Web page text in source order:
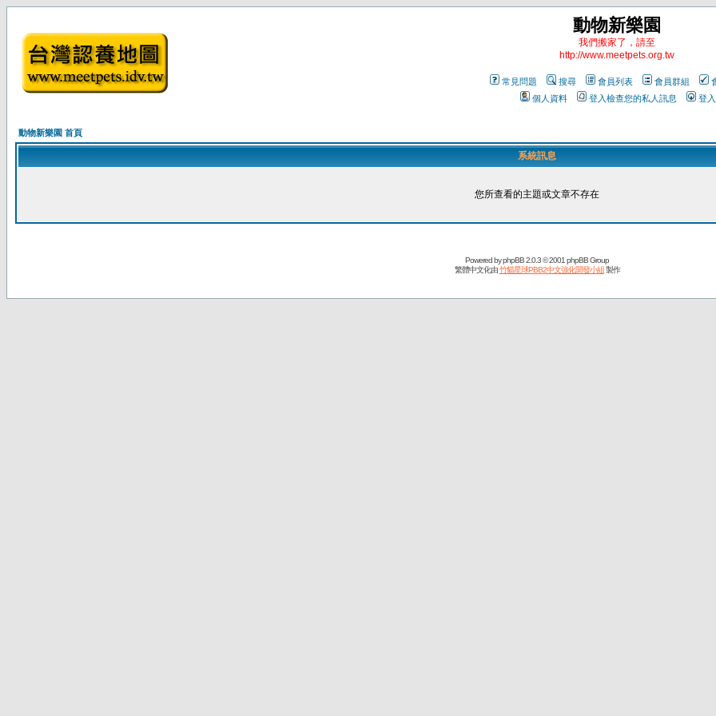
動物新樂園
我們搬家了，請至
http://www.meetpets.org.tw
常見問題 搜尋 會員列表 會員群組
個人資料
登入檢查您的私人訊息 登入
動物新樂園 首頁
系統訊息
您所查看的主題或文章不存在
Powered byphpBB2.0.3 © 2001 phpBB Group
繁體中文化由竹貓星球PBB2中文強化開發小組製作